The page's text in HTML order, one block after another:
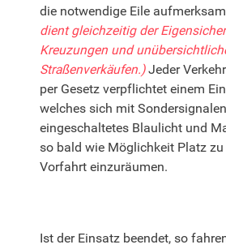
die notwendige Eile
dient gleichzeitig der
Kreuzungen und
Straßenverkäufen.)Jeder
per Gesetz verpflichtet einem
welches sich mit
eingeschaltetes Blaulicht und
so bald wie Möglichkeit Platz
Vorfahrt einzuräumen.
Ist der Einsatz beendet, so